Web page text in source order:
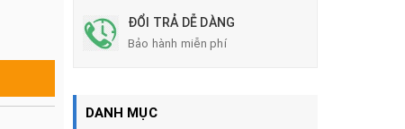
ĐỔI TRẢ DỄ DÀNG
Bảo hành miễn phí
DANH MỤC